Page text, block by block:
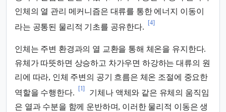
인체의 열 관리 메커니즘은 대류를 통한 에너지 이동이
라는 공통된 물리적 기초를 공유한다.
[4]
인체는 주변 환경과의 열 교환을 통해 체온을 유지한다.
유체가 따뜻하면 상승하고 차가우면 하강하는 대류의 원
리에 따라, 인체 주변의 공기 흐름은 체온 조절에 중요한
역할을 수행한다.
[1]
기체나 액체와 같은 유체의 움직임
은 열과 수분을 함께 운반하며, 이러한 물리적 이동은 생